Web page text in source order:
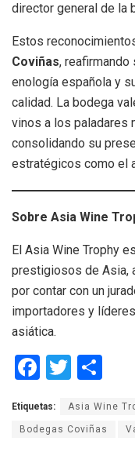
director general de la
Estos
Coviñas,
enología española y
calidad. La bodega
vinos a los paladares
consolidando su
estratégicos como el
Sobre Asia Wine
El Asia Wine Trophy
prestigiosos de Asia,
por contar con un
importadores y
asiática.
F
ce
b
T
tt
er
m
p
Etiquetas: Asia Wine
Bodegas Coviñas